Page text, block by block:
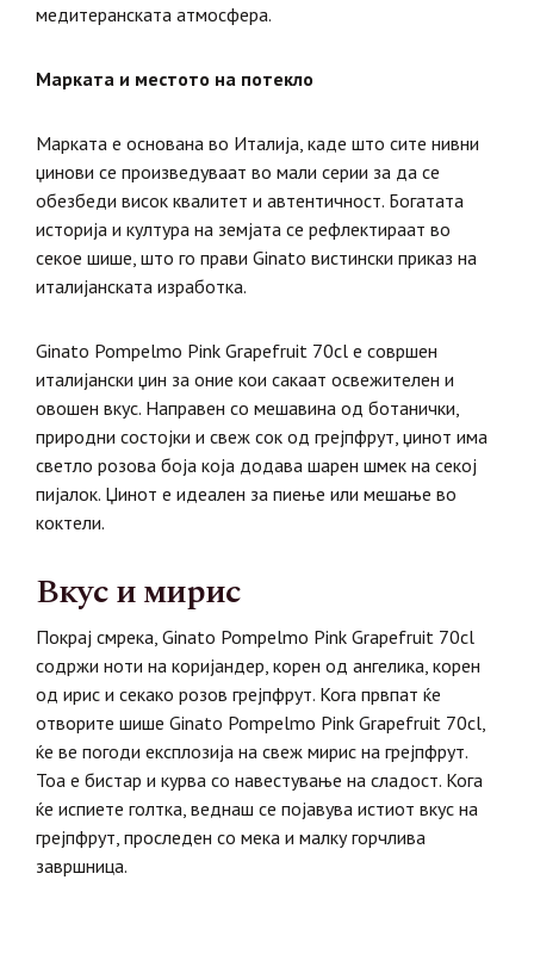
медитеранската атмосфера.
Марката и местото на потекло
Марката е основана во Италија, каде што сите нивни
џинови се произведуваат во мали серии за да се
обезбеди висок квалитет и автентичност. Богатата
историја и култура на земјата се рефлектираат во
секое шише, што го прави Ginato вистински приказ на
италијанската изработка.
Ginato Pompelmo Pink Grapefruit 70cl е совршен
италијански џин за оние кои сакаат освежителен и
овошен вкус. Направен со мешавина од ботанички,
природни состојки и свеж сок од грејпфрут, џинот има
светло розова боја која додава шарен шмек на секој
пијалок. Џинот е идеален за пиење или мешање во
коктели.
Вкус и мирис
Покрај смрека, Ginato Pompelmo Pink Grapefruit 70cl
содржи ноти на коријандер, корен од ангелика, корен
од ирис и секако розов грејпфрут. Кога првпат ќе
отворите шише Ginato Pompelmo Pink Grapefruit 70cl,
ќе ве погоди експлозија на свеж мирис на грејпфрут.
Тоа е бистар и курва со навестување на сладост. Кога
ќе испиете голтка, веднаш се појавува истиот вкус на
грејпфрут, проследен со мека и малку горчлива
завршница.